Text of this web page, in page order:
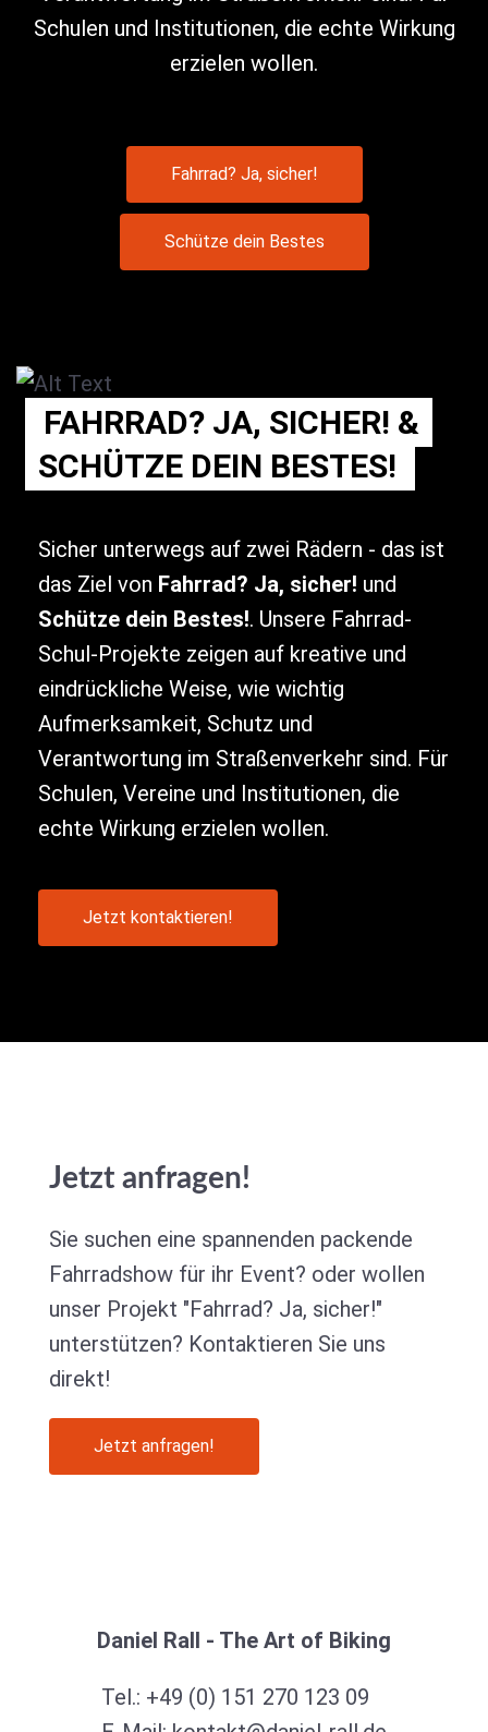
Schulen und Institutionen, die echte Wirkung
erzielen wollen.
Fahrrad? Ja, sicher!
Schütze dein Bestes
FAHRRAD? JA, SICHER! &
SCHÜTZE DEIN BESTES!
Sicher unterwegs auf zwei Rädern - das ist
das Ziel von Fahrrad? Ja, sicher! und
Schütze dein Bestes!. Unsere Fahrrad-
Schul-Projekte zeigen auf kreative und
eindrückliche Weise, wie wichtig
Aufmerksamkeit, Schutz und
Verantwortung im Straßenverkehr sind. Für
Schulen, Vereine und Institutionen, die
echte Wirkung erzielen wollen.
Jetzt kontaktieren!
Jetzt anfragen!
Sie suchen eine spannenden packende
Fahrradshow für ihr Event? oder wollen
unser Projekt "Fahrrad? Ja, sicher!"
unterstützen? Kontaktieren Sie uns
direkt!
Jetzt anfragen!
Daniel Rall - The Art of Biking
Tel.: +49 (0) 151 270 123 09